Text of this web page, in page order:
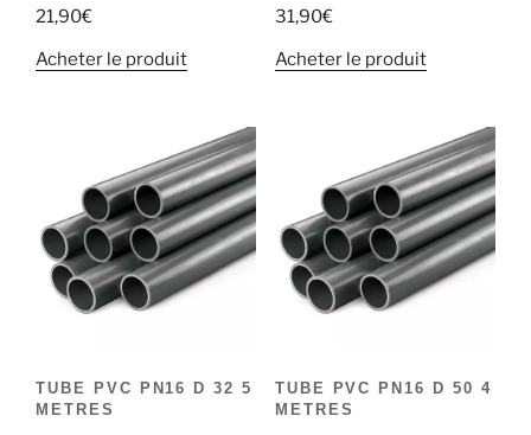
21,90€
Acheter le produit
31,90€
Acheter le produit
TUBE PVC PN16 D 32 5
METRES
TUBE PVC PN16 D 50 4
METRES